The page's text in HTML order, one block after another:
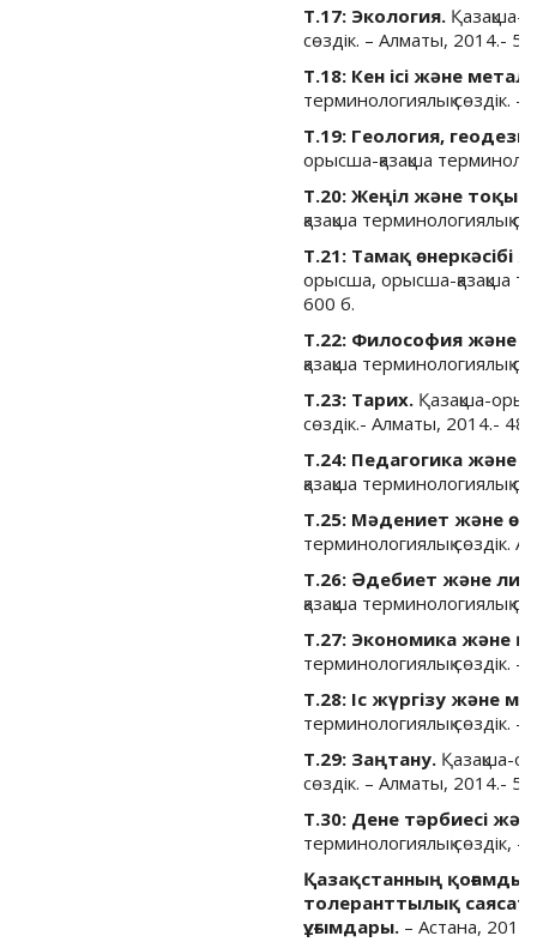
Т.17: Экология. Қазақша-
сөздік. – Алматы, 2014.-
Т.18: Кен ісі және
терминологиялық сөздік.
Т.19: Геология,
орысша-қазақша
Т.20: Жеңіл және тоқыма
қазақша терминологиялық
Т.21: Тамақ
орысша, орысша-қазақша
600 б.
Т.22: Философия және
қазақша терминологиялық
Т.23: Тарих. Қазақша-
сөздік.- Алматы, 2014.-
Т.24: Педагогика және
қазақша терминологиялық
Т.25: Мәдениет және
терминологиялық сөздік.
Т.26: Әдебиет және
қазақша терминологиялық
Т.27: Экономика және
терминологиялық сөздік.
Т.28: Іс жүргізу және
терминологиялық сөздік.
Т.29: Заңтану. Қазақша-
сөздік. – Алматы, 2014.-
Т.30: Дене тәрбиесі
терминологиялық сөздік,
Қазақстанның
толеранттылық
ұғымдары. – Астана,